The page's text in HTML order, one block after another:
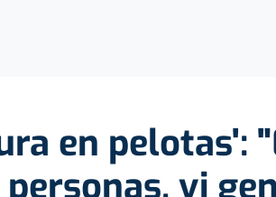
en pelotas':
vi